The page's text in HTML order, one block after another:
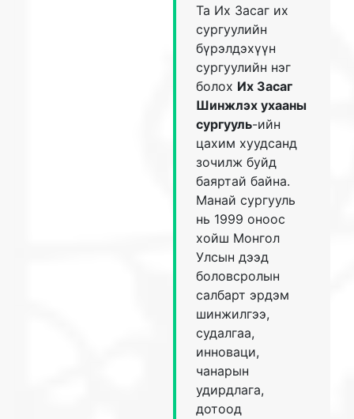
Та Их Засаг их
сургуулийн
бүрэлдэхүүн
сургуулийн нэг
болох Их Засаг
Шинжлэх ухааны
сургууль-ийн
цахим хуудсанд
зочилж буйд
баяртай байна.
Манай сургууль
нь 1999 оноос
хойш Монгол
Улсын дээд
боловсролын
салбарт эрдэм
шинжилгээ,
судалгаа,
инноваци,
чанарын
удирдлага,
дотоод